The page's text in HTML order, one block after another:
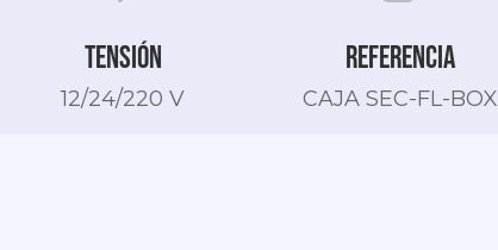
Tensión
12/24/220 V
Referencia
CAJA SEC-FL-BOX